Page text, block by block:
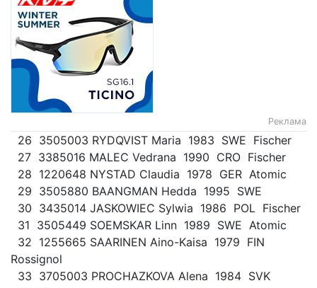
Реклама
26 3505003 RYDQVIST Maria 1983 SWE Fischer
27 3385016 MALEC Vedrana 1990 CRO Fischer
28 1220648 NYSTAD Claudia 1978 GER Atomic
29 3505880 BAANGMAN Hedda 1995 SWE
30 3435014 JASKOWIEC Sylwia 1986 POL Fischer
31 3505449 SOEMSKAR Linn 1989 SWE Atomic
32 1255665 SAARINEN Aino-Kaisa 1979 FIN
Rossignol
33 3705003 PROCHAZKOVA Alena 1984 SVK